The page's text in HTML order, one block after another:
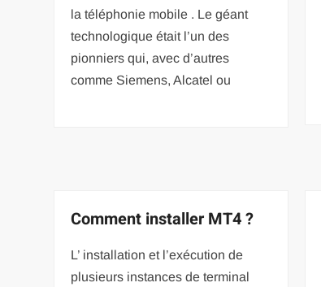
la téléphonie mobile . Le géant
technologique était l’un des
pionniers qui, avec d’autres
comme Siemens, Alcatel ou
Comment installer MT4 ?
L’ installation et l’exécution de
plusieurs instances de terminal